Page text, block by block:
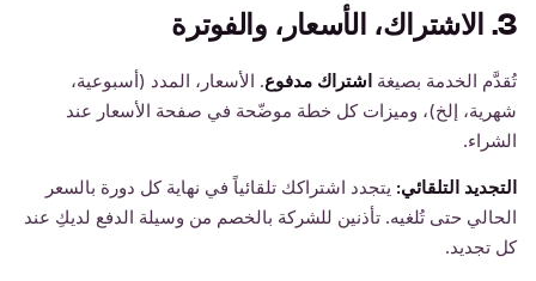
3. الاشتراك، الأسعار، والفوترة
تُقدَّم الخدمة بصيغة اشتراك مدفوع. الأسعار، المدد (أسبوعية،
شهرية، إلخ)، وميزات كل خطة موضّحة في صفحة الأسعار عند
الشراء.
التجديد التلقائي: يتجدد اشتراكك تلقائياً في نهاية كل دورة بالسعر
الحالي حتى تُلغيه. تأذنين للشركة بالخصم من وسيلة الدفع لديكِ عند
كل تجديد.